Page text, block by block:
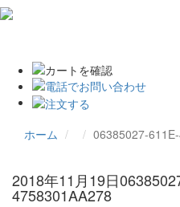
ホーム 06385027-
2018年11月19日
4758301AA278